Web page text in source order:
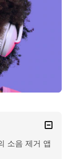
소음 제거 앱